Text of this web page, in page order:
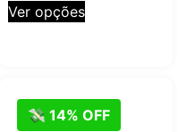
Ver opções
💸 14% OFF